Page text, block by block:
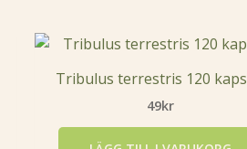
Tribulus terrestris 120
49kr